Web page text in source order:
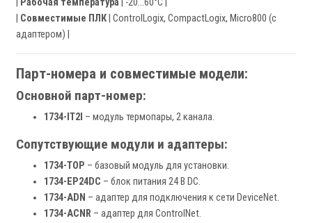
Рабочая температура | -20…60°C |
Совместимые ПЛК | ControlLogix, CompactLogix, Micro800 (с
адаптером) |
Парт-номера и совместимые модели:
Основной парт-номер:
1734-IT2I – модуль термопары, 2 канала.
Сопутствующие модули и адаптеры:
1734-TOP – базовый модуль для установки.
1734-EP24DC – блок питания 24 В DC.
1734-ADN – адаптер для подключения к сети DeviceNet.
1734-ACNR – адаптер для ControlNet.